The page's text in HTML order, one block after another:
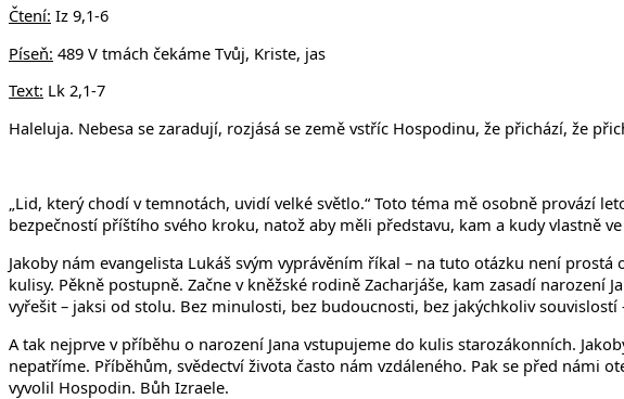
Čtení: Iz 9,1-6
Píseň: 489 V tmách čekáme Tvůj, Kriste, jas
Text: Lk 2,1-7
Haleluja. Nebesa se zaradují, rozjásá se země vstříc Hospodinu, že přichází, že
„Lid, který chodí v temnotách, uvidí velké světlo.“ Toto téma mě osobně provází
bezpečností příštího svého kroku, natož aby měli představu, kam a kudy vlastně
Jakoby nám evangelista Lukáš svým vyprávěním říkal – na tuto otázku není
kulisy. Pěkně postupně. Začne v kněžské rodině Zacharjáše, kam zasadí narození
vyřešit – jaksi od stolu. Bez minulosti, bez budoucnosti, bez jakýchkoliv
A tak nejprve v příběhu o narození Jana vstupujeme do kulis starozákonních.
nepatříme. Příběhům, svědectví života často nám vzdáleného. Pak se před námi
vyvolil Hospodin. Bůh Izraele.